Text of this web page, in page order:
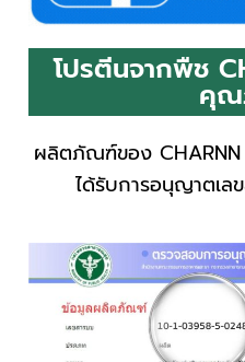
โปรตีนจากพืช
คุณ
ผลิตภัณฑ์ของ CHARNN
ได้รับการอนุญาตเล